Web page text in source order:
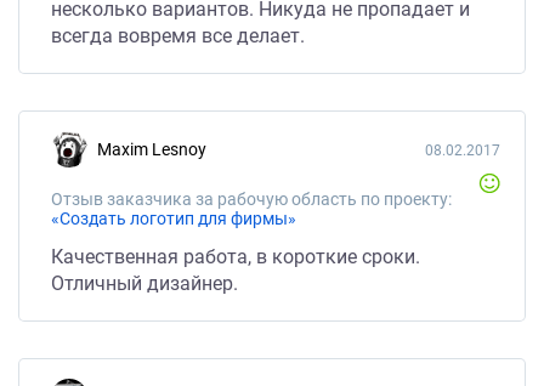
несколько вариантов. Никуда не пропадает и
всегда вовремя все делает.
Maxim Lesnoy
Отзыв заказчика за рабочую область по проекту:
«Создать логотип для фирмы»
08.02.2017
Качественная работа, в короткие сроки.
Отличный дизайнер.